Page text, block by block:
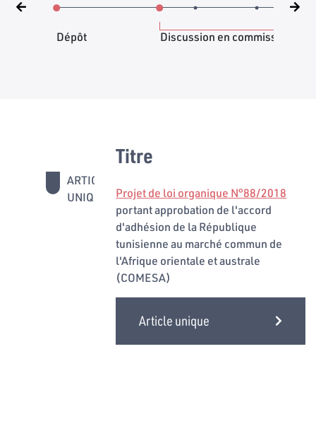
Dépôt Discussion en commission
ARTICLE
UNIQUE
Titre
Projet de loi organique N°88/2018
portant approbation de l'accord
d'adhésion de la République
tunisienne au marché commun de
l'Afrique orientale et australe
(COMESA)
Article unique